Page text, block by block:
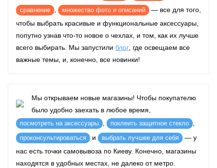
сравнение множество фото и описаний
— все для того,
чтобы выбрать красивые и функциональные аксессуары,
попутно узнав что-то новое о чехлах, и том, как их лучше
всего выбирать. Мы запустили блог , где освещаем все
важные темы, и, конечно, все новинки!
Мы открываем новые магазины! Чтобы покупателю
было удобно заехать в любое время,
посмотреть на аксессуары поклеить защитное стекло
проконсультироваться и выбрать лучшее для себя
— у
нас есть точки самовывоза по Киеву. Конечно, магазины
находятся в удобных местах, не далеко от метро.